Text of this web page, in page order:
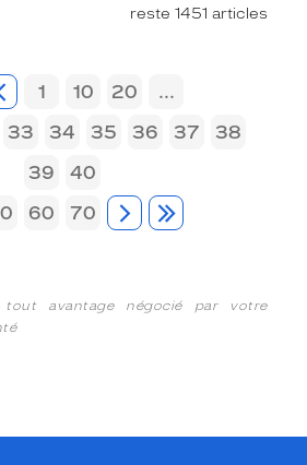
reste 1451 articles
1 10 20
...
33 34 35 36 37
38
39
40
60 70
tout avantage négocié par votre